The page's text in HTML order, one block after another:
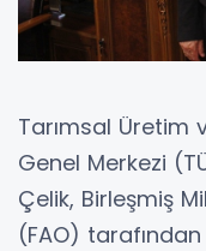
Tarımsal Üretim
Genel Merkezi
Çelik, Birleşmiş
(FAO)